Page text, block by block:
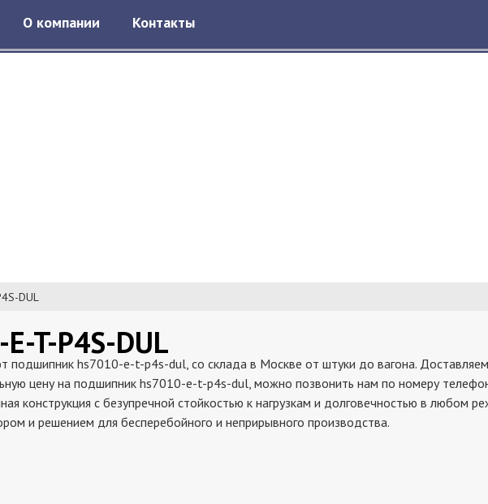
О компании Контакты
DUL
T-P4S-DUL
hs7010-e-t-p4s-dul, со склада в Москве от штуки до вагона.
цену на подшипник hs7010-e-t-p4s-dul, можно позвонить нам по номеру
конструкция с безупречной стойкостью к нагрузкам и долговечностью в
и решением для бесперебойного и неприрывного производства.